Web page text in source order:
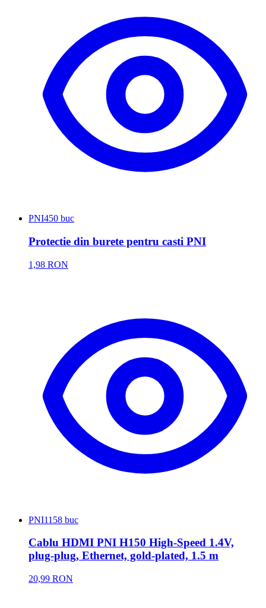
PNI450 buc
Protectie din burete pentru casti PNI
1,98 RON
PNI1158 buc
Cablu HDMI PNI H150 High-Speed 1.4V,
plug-plug, Ethernet, gold-plated, 1.5 m
20,99 RON